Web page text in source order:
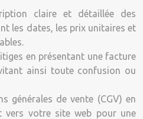
claire et détaillée des
les dates, les prix unitaires et
en présentant une facture
ainsi toute confusion ou
générales de vente (CGV) en
vers votre site web pour une